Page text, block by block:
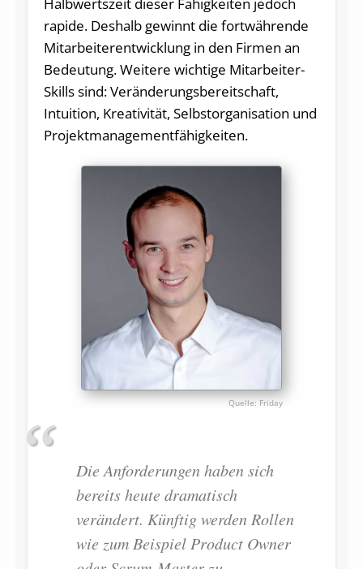
Halbwertszeit dieser Fähigkeiten jedoch
rapide. Deshalb gewinnt die fortwährende
Mitarbeiterentwicklung in den Firmen an
Bedeutung. Weitere wichtige Mitarbeiter-
Skills sind: Veränderungsbereitschaft,
Intuition, Kreativität, Selbstorganisation und
Projektmanagementfähigkeiten.
Friday
Die Anforderungen haben sich
bereits heute dramatisch
verändert. Künftig werden Rollen
wie zum Beispiel Product Owner